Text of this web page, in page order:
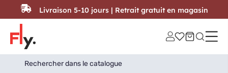
Passer au contenu
Search
for:
Search Button
Livraison 5-10 jours | Retrait gratuit en magasin